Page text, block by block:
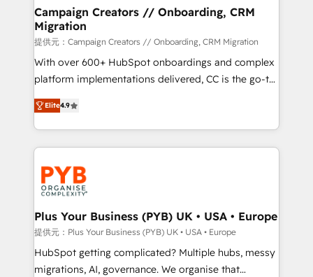
empowering our clients and developing their
autonomy. Get to grips with HubSpot through
guided implementation and seamless integration of
the CRM platform into your digital ecosystem. Would
you like support in deploying your inbound
to your needs and sales objectives. With 125+
certifications, we are part of the most certified
services are offered in both English & French.
Campaign Creators // Onboarding, CRM
Migration
提供元：Campaign Creators // Onboarding, CRM Migration
With over 600+ HubSpot onboardings and complex
platform implementations delivered, CC is the go-to
Elite Solutions Partner for businesses ready to
migrate, replatform, and scale smarter. We specialize
in high-impact CRM and CMS migrations and
onboarding from platforms like Salesforce, NetSuite,
Zoho, Pardot, Marketo, Microsoft Dynamics, Wix,
WordPress and legacy CRMs, turning fragmented
systems into unified, growth-ready HubSpot
architectures that accelerate revenue operations and
performance. - Multi-object CRM migration, cleanup,
and implementation. - Pre-built and custom
integrations across your full tech stack. - Custom
Elite4.9
Plus Your Business (PYB) UK • USA • Europe
提供元：Plus Your Business (PYB) UK • USA • Europe
HubSpot getting complicated? Multiple hubs, messy
migrations, AI, governance. We organise that